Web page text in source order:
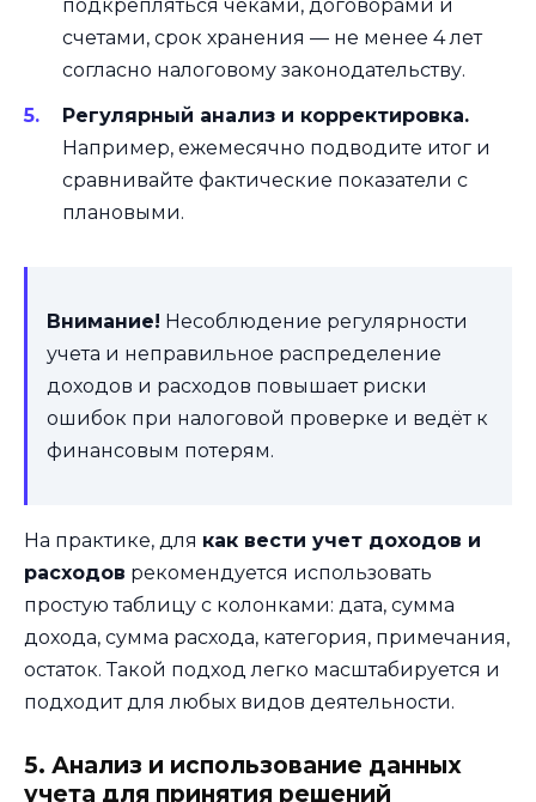
подкрепляться чеками, договорами и
счетами, срок хранения — не менее 4 лет
согласно налоговому законодательству.
Регулярный анализ и корректировка.
Например, ежемесячно подводите итог и
сравнивайте фактические показатели с
плановыми.
Внимание! Несоблюдение регулярности
учета и неправильное распределение
доходов и расходов повышает риски
ошибок при налоговой проверке и ведёт к
финансовым потерям.
На практике, для как вести учет доходов и
расходов рекомендуется использовать
простую таблицу с колонками: дата, сумма
дохода, сумма расхода, категория, примечания,
остаток. Такой подход легко масштабируется и
подходит для любых видов деятельности.
5. Анализ и использование данных
учета для принятия решений